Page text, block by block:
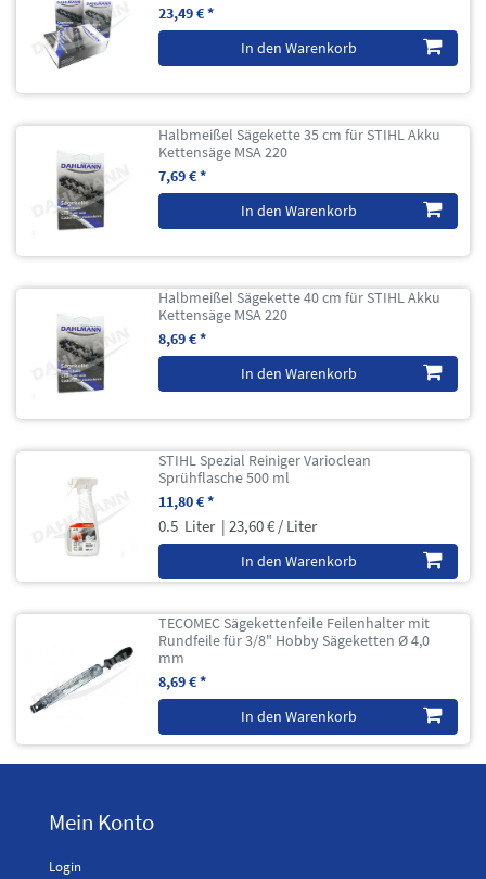
23,49 € *
In den Warenkorb
Halbmeißel Sägekette 35 cm für STIHL Akku
Kettensäge MSA 220
7,69 € *
In den Warenkorb
Halbmeißel Sägekette 40 cm für STIHL Akku
Kettensäge MSA 220
8,69 € *
In den Warenkorb
STIHL Spezial Reiniger Varioclean
Sprühflasche 500 ml
11,80 € *
0.5 Liter | 23,60 € / Liter
In den Warenkorb
TECOMEC Sägekettenfeile Feilenhalter mit
Rundfeile für 3/8" Hobby Sägeketten Ø 4,0
mm
8,69 € *
In den Warenkorb
Mein Konto
Login